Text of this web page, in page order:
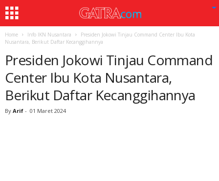
Home Info IKN Nusantara
Presiden Jokowi Tinjau Command Center Ibu Kota
Nusantara, Berikut Daftar Kecanggihannya
Presiden Jokowi Tinjau Command
Center Ibu Kota Nusantara,
Berikut Daftar Kecanggihannya
By Arif - 01 Maret 2024